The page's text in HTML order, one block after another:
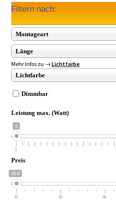
Filtern nach:
Montageart
Länge
Mehr Infos zu → Lichtfarbe
Lichtfarbe
Dimmbar
Leistung max. (Watt)
5
5
Preis
45 €
45 45 46